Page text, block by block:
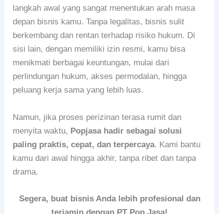
langkah awal yang sangat menentukan arah masa
depan bisnis kamu. Tanpa legalitas, bisnis sulit
berkembang dan rentan terhadap risiko hukum. Di
sisi lain, dengan memiliki izin resmi, kamu bisa
menikmati berbagai keuntungan, mulai dari
perlindungan hukum, akses permodalan, hingga
peluang kerja sama yang lebih luas.
Namun, jika proses perizinan terasa rumit dan
menyita waktu, Popjasa hadir sebagai solusi
paling praktis, cepat, dan terpercaya. Kami bantu
kamu dari awal hingga akhir, tanpa ribet dan tanpa
drama.
Segera, buat bisnis Anda lebih profesional dan